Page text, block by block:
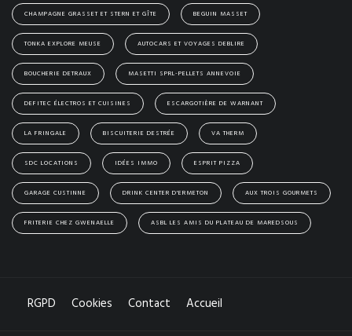
CHAMPAGNE GRASSET ET STERN ET GÎTE BEGUIN MASSET
TONKA EXPLORE MEUSE AUTOCARS ET VOYAGES DEBLIRE
BOUCHERIE DETRAUX MASETTI SPRL-PELLETS ANNEVOIE
DEFITEC ÉLECTROS ET CUISINES ESCARGOTIÈRE DE WARNANT
LA FRINGALE BISCUITERIE DESTRÉE VA THERM
SDC LOCATIONS IDÉES IMMO ESPRIT PIZZA
GARAGE CUSTINNE DRINK CENTER D'ERMETON AUX TROIS GOURMETS
FRITERIE CHEZ GWENAELLE ASBL LES AMIS DU PLATEAU DE MAREDSOUS
RGPD Cookies Contact Accueil